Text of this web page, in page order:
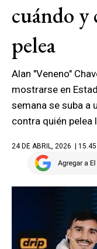
cuándo
pelea
Alan "Veneno"
mostrarse en
semana se suba a
contra quién pelea
24 DE ABRIL, 2026 | 15.45